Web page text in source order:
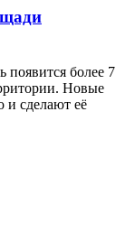
появится более 7
Новые
и сделают её